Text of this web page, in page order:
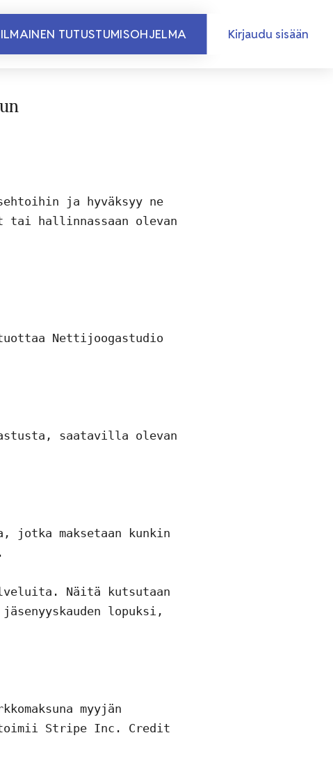
TUTUSTUMISOHJELMA Kirjaudu sisään
ja hyväksyy ne
tai hallinnassaan olevan
Nettijoogastudio
saatavilla olevan
jotka maksetaan kunkin
Näitä kutsutaan
lopuksi,
myyjän
toimii Stripe Inc. Credit